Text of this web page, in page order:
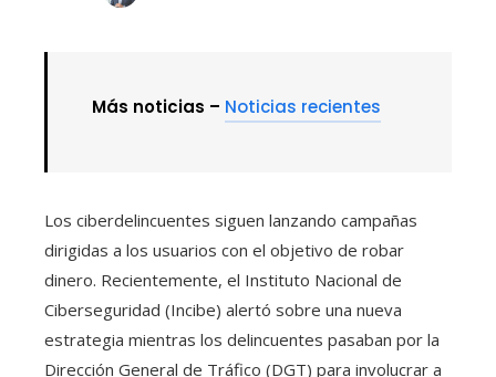
Más noticias – Noticias recientes
Los ciberdelincuentes siguen lanzando campañas
dirigidas a los usuarios con el objetivo de robar
dinero. Recientemente, el Instituto Nacional de
Ciberseguridad (Incibe) alertó sobre una nueva
estrategia mientras los delincuentes pasaban por la
Dirección General de Tráfico (DGT) para involucrar a